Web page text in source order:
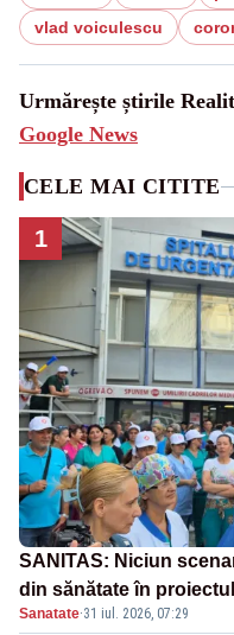
vlad voiculescu
Urmărește știrile
Google News
CELE MAI CITITE
1
SANITAS: Niciun
din sănătate în
Sanatate·31 iul. 2026, 07:29